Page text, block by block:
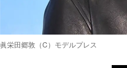
眞栄田郷敦（C）モデルプレス